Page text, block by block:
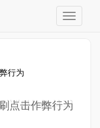
行为
点击作弊行为